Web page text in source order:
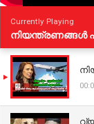
Currently Playing
നിയന്ത്രണങ്ങള്‍